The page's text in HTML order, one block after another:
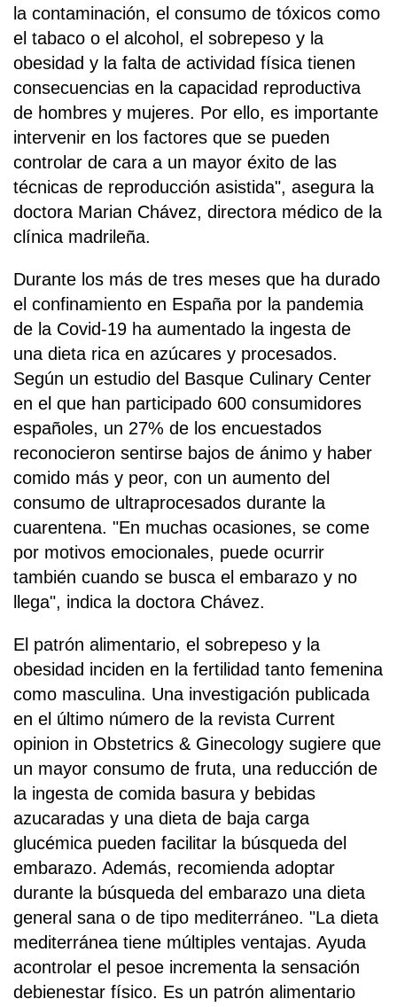
la contaminación, el consumo de tóxicos como
el tabaco o el alcohol, el sobrepeso y la
obesidad y la falta de actividad física tienen
consecuencias en la capacidad reproductiva
de hombres y mujeres. Por ello, es importante
intervenir en los factores que se pueden
controlar de cara a un mayor éxito de las
técnicas de reproducción asistida", asegura la
doctora Marian Chávez, directora médico de la
clínica madrileña.
Durante los más de tres meses que ha durado
el confinamiento en España por la pandemia
de la Covid-19 ha aumentado la ingesta de
una dieta rica en azúcares y procesados.
Según un estudio del Basque Culinary Center
en el que han participado 600 consumidores
españoles, un 27% de los encuestados
reconocieron sentirse bajos de ánimo y haber
comido más y peor, con un aumento del
consumo de ultraprocesados durante la
cuarentena. "En muchas ocasiones, se come
por motivos emocionales, puede ocurrir
también cuando se busca el embarazo y no
llega", indica la doctora Chávez.
El patrón alimentario, el sobrepeso y la
obesidad inciden en la fertilidad tanto femenina
como masculina. Una investigación publicada
en el último número de la revista Current
opinion in Obstetrics & Ginecology sugiere que
un mayor consumo de fruta, una reducción de
la ingesta de comida basura y bebidas
azucaradas y una dieta de baja carga
glucémica pueden facilitar la búsqueda del
embarazo. Además, recomienda adoptar
durante la búsqueda del embarazo una dieta
general sana o de tipo mediterráneo. "La dieta
mediterránea tiene múltiples ventajas. Ayuda
acontrolar el pesoe incrementa la sensación
debienestar físico. Es un patrón alimentario